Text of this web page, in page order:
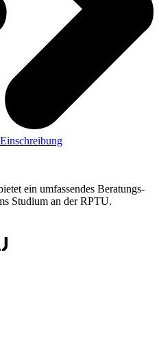
ein umfassendes Beratungs-
Studium an der RPTU.